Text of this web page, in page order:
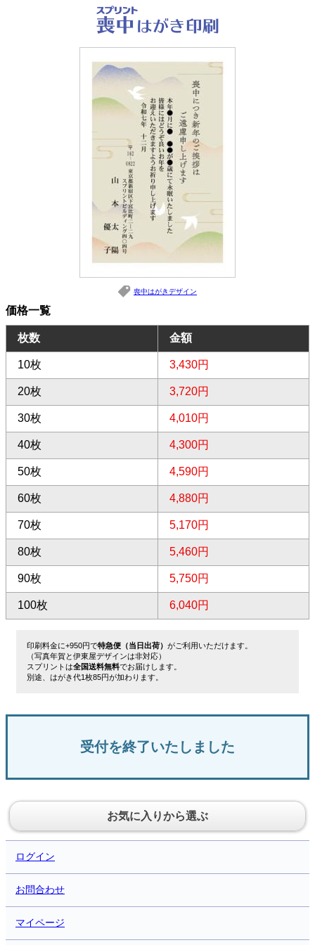
喪中はがきデザイン
価格一覧
枚数 金額
10枚 3,430円
20枚 3,720円
30枚 4,010円
40枚 4,300円
50枚 4,590円
60枚 4,880円
70枚 5,170円
80枚 5,460円
90枚 5,750円
100枚 6,040円
印刷料金に+950円で特急便（当日出荷） がご利用いただけます。
（写真年賀と伊東屋デザインは非対応）
スプリントは全国送料無料でお届けします。
別途、はがき代1枚85円が加わります。
受付を終了いたしました
お気に入りから選ぶ
ログイン
お問合わせ
マイページ